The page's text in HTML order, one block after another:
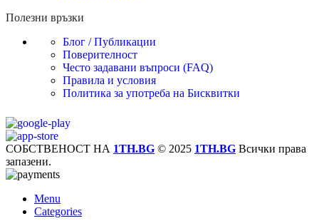
Полезни връзки
Блог / Публикации
Поверителност
Често задавани въпроси (FAQ)
Правила и условия
Политика за употреба на Бисквитки
СОБСТВЕНОСТ НА 1TH.BG © 2025 1TH.BG Всички права
запазени.
Menu
Categories